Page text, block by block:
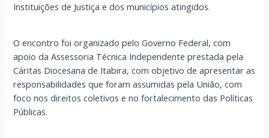
Instituições de Justiça e dos municípios atingidos.
O encontro foi organizado pelo Governo Federal, com
apoio da Assessoria Técnica Independente prestada pela
Cáritas Diocesana de Itabira, com objetivo de apresentar as
responsabilidades que foram assumidas pela União, com
foco nos direitos coletivos e no fortalecimento das Políticas
Públicas.